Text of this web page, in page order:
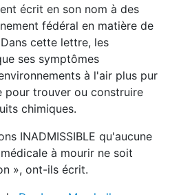
écrit en son nom à des
fédéral en matière de
cette lettre, les
ses symptômes
à l'air plus pur
pour trouver ou construire
chimiques.
INADMISSIBLE qu'aucune
à mourir ne soit
», ont-ils écrit.